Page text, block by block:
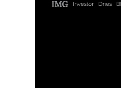
Investor Dnes